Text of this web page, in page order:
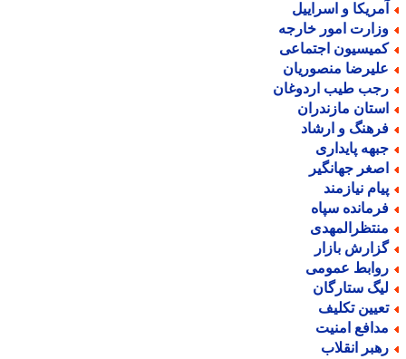
و اسراییل
امور خارجه
اجتماعی
منصوریان
طیب اردوغان
مازندران
و ارشاد
پایداری
جهانگیر
نیازمند
سپاه
بازار
عمومی
ستارگان
تکلیف
امنیت
انقلاب